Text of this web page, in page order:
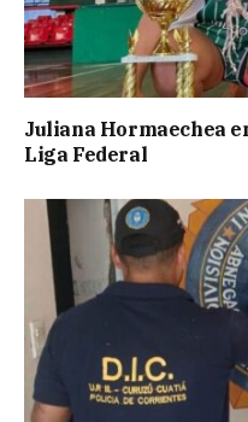
Juliana Hormaechea
Liga Federal